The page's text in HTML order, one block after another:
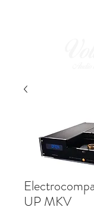
UP MKV